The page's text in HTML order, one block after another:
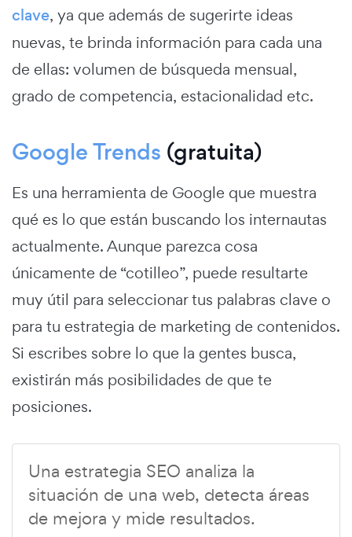
clave, ya que además de sugerirte ideas
nuevas, te brinda información para cada una
de ellas: volumen de búsqueda mensual,
grado de competencia, estacionalidad etc.
Google Trends (gratuita)
Es una herramienta de Google que muestra
qué es lo que están buscando los internautas
actualmente. Aunque parezca cosa
únicamente de “cotilleo”, puede resultarte
muy útil para seleccionar tus palabras clave o
para tu estrategia de marketing de contenidos.
Si escribes sobre lo que la gentes busca,
existirán más posibilidades de que te
posiciones.
Una estrategia SEO analiza la
situación de una web, detecta áreas
de mejora y mide resultados.